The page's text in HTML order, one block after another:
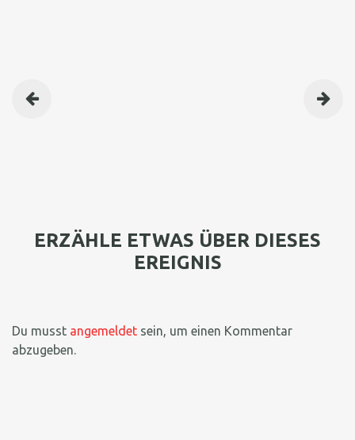
BEITRAGSNAVIGATION
ERZÄHLE ETWAS ÜBER DIESES
EREIGNIS
Du musst angemeldet sein, um einen Kommentar
abzugeben.